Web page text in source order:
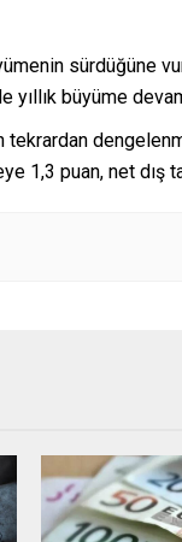
sürdüğüne
büyüme
1,3 puan, net dış